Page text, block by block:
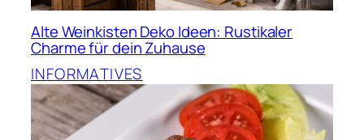
Alte Weinkisten Deko Ideen: Rustikaler
Charme für dein Zuhause
INFORMATIVES